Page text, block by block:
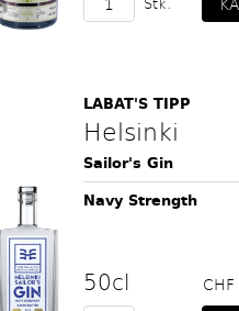
LABAT'S TIPP
Helsinki
Sailor's Gin
Navy Strength
50cl CHF